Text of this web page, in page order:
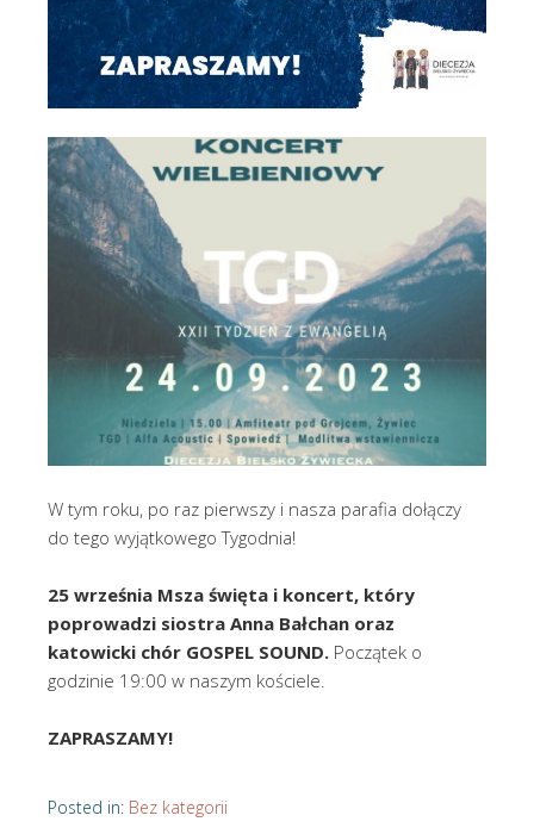
W tym roku, po raz pierwszy i nasza parafia dołączy
do tego wyjątkowego Tygodnia!
25 września Msza święta i koncert, który
poprowadzi siostra Anna Bałchan oraz
katowicki chór GOSPEL SOUND. Początek o
godzinie 19:00 w naszym kościele.
ZAPRASZAMY!
Posted in: Bez kategorii